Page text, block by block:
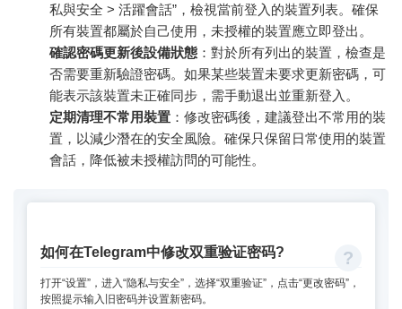
私與安全 > 活躍會話”，檢視當前登入的裝置列表。確保
所有裝置都屬於自己使用，未授權的裝置應立即登出。
確認密碼更新後設備狀態 ：對於所有列出的裝置，檢查是
否需要重新驗證密碼。如果某些裝置未要求更新密碼，可
能表示該裝置未正確同步，需手動退出並重新登入。
定期清理不常用裝置 ：修改密碼後，建議登出不常用的裝
置，以減少潛在的安全風險。確保只保留日常使用的裝置
會話，降低被未授權訪問的可能性。
如何在Telegram中修改双重验证密码?
打开“设置”，进入“隐私与安全”，选择“双重验证”，点击“更改密码”，
按照提示输入旧密码并设置新密码。